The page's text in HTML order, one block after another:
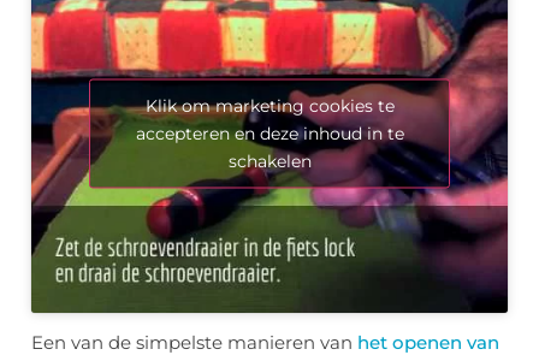
Klik om marketing cookies te
accepteren en deze inhoud in te
schakelen
Een van de simpelste manieren van het openen van